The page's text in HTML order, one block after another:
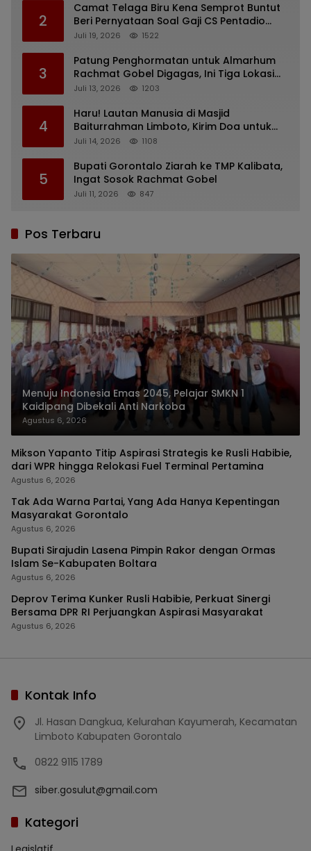
2
Camat Telaga Biru Kena Semprot Buntut
Beri Pernyataan Soal Gaji CS Pentadio
Barat yang Nunggak
Juli 19, 2026 1522
3
Patung Penghormatan untuk Almarhum
Rachmat Gobel Digagas, Ini Tiga Lokasi
yang Diusulkan
Juli 13, 2026 1203
4
Haru! Lautan Manusia di Masjid
Baiturrahman Limboto, Kirim Doa untuk
Almarhum Rachmat Gobel
Juli 14, 2026 1108
5
Bupati Gorontalo Ziarah ke TMP Kalibata,
Ingat Sosok Rachmat Gobel
Juli 11, 2026 847
Pos Terbaru
Menuju Indonesia Emas 2045, Pelajar SMKN 1
Kaidipang Dibekali Anti Narkoba
Agustus 6, 2026
Mikson Yapanto Titip Aspirasi Strategis ke Rusli Habibie,
dari WPR hingga Relokasi Fuel Terminal Pertamina
Agustus 6, 2026
Tak Ada Warna Partai, Yang Ada Hanya Kepentingan
Masyarakat Gorontalo
Agustus 6, 2026
Bupati Sirajudin Lasena Pimpin Rakor dengan Ormas
Islam Se-Kabupaten Boltara
Agustus 6, 2026
Deprov Terima Kunker Rusli Habibie, Perkuat Sinergi
Bersama DPR RI Perjuangkan Aspirasi Masyarakat
Agustus 6, 2026
Kontak Info
Jl. Hasan Dangkua, Kelurahan Kayumerah, Kecamatan
Limboto Kabupaten Gorontalo
0822 9115 1789
siber.gosulut@gmail.com
Kategori